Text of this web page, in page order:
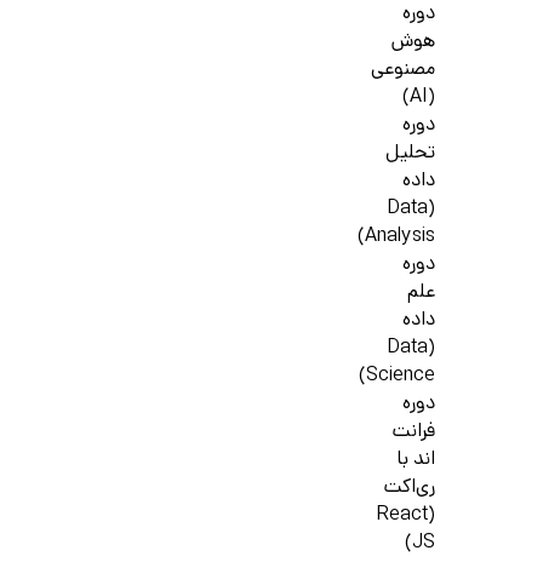
دوره
هوش
مصنوعی
(AI)
دوره
تحلیل
داده
(Data
Analysis)
دوره
علم
داده
(Data
Science)
دوره
فرانت
اند با
ری‌اکت
(React
JS)